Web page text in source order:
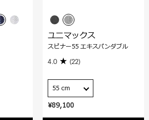
¥89,100
ユニマックス
スピナー55 エキスパンダブル
4.0 (22)
55 cm